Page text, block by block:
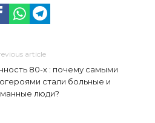
article
80-х : почему самыми
стали больные и
люди?